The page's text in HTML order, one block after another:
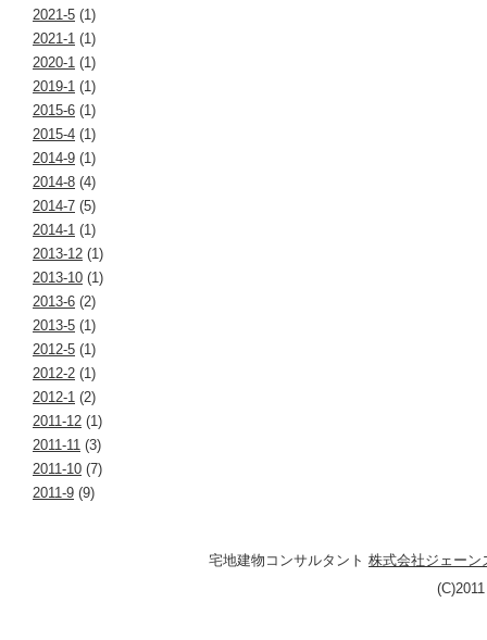
2021-5 (1)
2021-1 (1)
2020-1 (1)
2019-1 (1)
2015-6 (1)
2015-4 (1)
2014-9 (1)
2014-8 (4)
2014-7 (5)
2014-1 (1)
2013-12 (1)
2013-10 (1)
2013-6 (2)
2013-5 (1)
2012-5 (1)
2012-2 (1)
2012-1 (2)
2011-12 (1)
2011-11 (3)
2011-10 (7)
2011-9 (9)
宅地建物コンサルタント 株式会社ジェーン